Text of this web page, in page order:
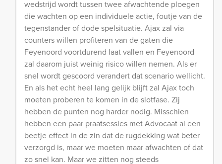
wedstrijd wordt tussen twee afwachtende ploegen
die wachten op een individuele actie, foutje van de
tegenstander of dode spelsituatie. Ajax zal via
counters willen profiteren van de gaten die
Feyenoord voortdurend laat vallen en Feyenoord
zal daarom juist weinig risico willen nemen. Als er
snel wordt gescoord verandert dat scenario wellicht.
En als het echt heel lang gelijk blijft zal Ajax toch
moeten proberen te komen in de slotfase. Zij
hebben de punten nog harder nodig. Misschien
hebben een paar praatsessies met Advocaat al een
beetje effect in de zin dat de rugdekking wat beter
verzorgd is, maar we moeten maar afwachten of dat
zo snel kan. Maar we zitten nog steeds